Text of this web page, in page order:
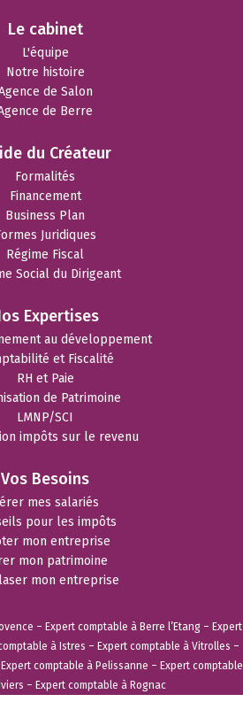
Le cabinet
L'équipe
Notre histoire
de Salon
de Berre
du Créateur
Formalités
Financement
Business Plan
Juridiques
Régime Fiscal
Social du Dirigeant
Expertises
au développement
et Fiscalité
RH et Paie
de Patrimoine
LMNP/SCI
impôts sur le revenu
Vos Besoins
mes salariés
pour les impôts
mon entreprise
mon patrimoine
mon entreprise
– Expert comptable à Berre l’Etang– Expert
à Istres – Expert comptable à Vitrolles –
Expert comptable à Pelissanne – Expert comptable
– Expert comptable à Rognac